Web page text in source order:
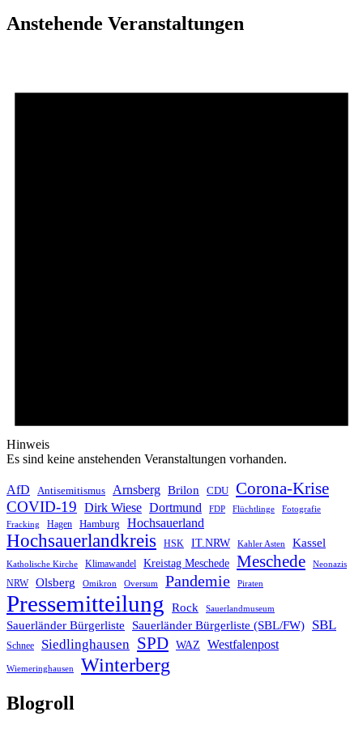
Anstehende Veranstaltungen
Hinweis
Es sind keine anstehenden Veranstaltungen vorhanden.
AfD Antisemitismus Arnsberg Brilon CDU Corona-Krise
COVID-19 Dirk Wiese Dortmund FDP Flüchtlinge
Fotografie
Fracking
Hagen Hamburg Hochsauerland
Hochsauerlandkreis HSK IT.NRW Kahler Asten Kassel
Katholische Kirche Klimawandel Kreistag Meschede Meschede Neonazis
NRW Olsberg Omikron Oversum Pandemie Piraten
Pressemitteilung Rock Sauerlandmuseum
Sauerländer Bürgerliste Sauerländer Bürgerliste (SBL/FW) SBL
Schnee Siedlinghausen SPD WAZ Westfalenpost
Wiemeringhausen Winterberg
Blogroll